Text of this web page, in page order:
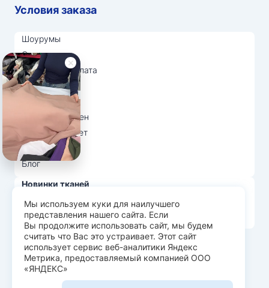
Условия заказа
Шоурумы
Отзывы
Доставка и оплата
О нас
Вопрос-ответ
Возврат и обмен
Личный кабинет
Ткани оптом
Блог
Новинки тканей
Распродажа тканей
Лидеры продаж
© Арт Текс — продажа тканей оптом, 2026
Пользовательское соглашение
Политика конфиденциальности
Мы используем куки для наилучшего
представления нашего сайта. Если
Вы продолжите использовать сайт, мы будем
считать что Вас это устраивает. Этот сайт
использует сервис веб-аналитики Яндекс
Метрика, предоставляемый компанией ООО
«ЯНДЕКС»